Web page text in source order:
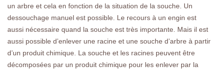
un arbre et cela en fonction de la situation de la souche. Un
dessouchage manuel est possible. Le recours à un engin est
aussi nécessaire quand la souche est très importante. Mais il est
aussi possible d’enlever une racine et une souche d’arbre à partir
d’un produit chimique. La souche et les racines peuvent être
décomposées par un produit chimique pour les enlever par la